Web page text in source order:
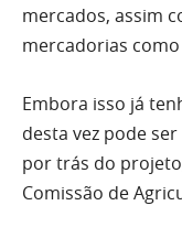
mercados, assim
mercadorias
Embora isso já
desta vez pode
por trás do
Comissão de